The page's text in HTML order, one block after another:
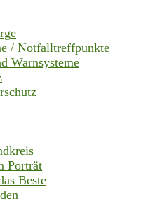
/ Notfalltreffpunkte
Warnsysteme
Porträt
Beste